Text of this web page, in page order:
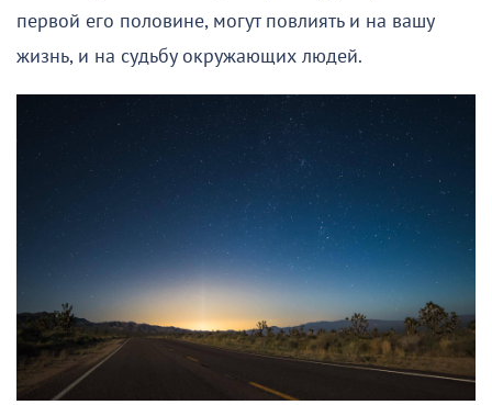
первой его половине, могут повлиять и на вашу
жизнь, и на судьбу окружающих людей.